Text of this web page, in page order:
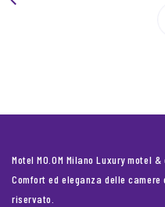
Motel MO.OM Milano Luxury motel
Comfort ed eleganza delle camere
riservato.